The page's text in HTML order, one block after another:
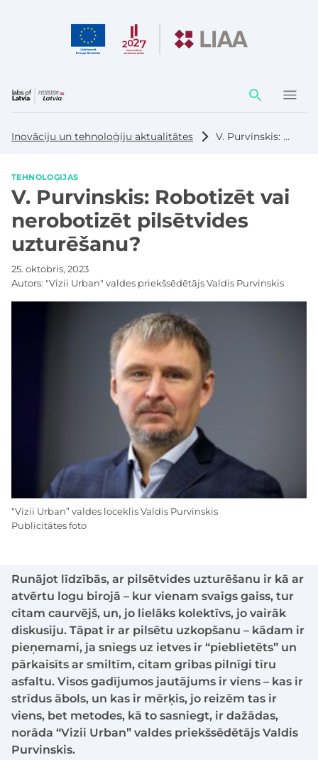
Darbības
elementi
Inovāciju un tehnoloģiju aktualitātes V. Purvinskis: Robotizēt vai nerobotizēt pilsētvides uzturēšanu?
TEHNOLOĢIJAS
V. Purvinskis: Robotizēt vai
nerobotizēt pilsētvides
uzturēšanu?
25. oktobris, 2023
Autors: "Vizii Urban" valdes priekšsēdētājs Valdis Purvinskis
Runājot līdzībās, ar pilsētvides uzturēšanu ir kā ar
atvērtu logu birojā – kur vienam svaigs gaiss, tur
citam caurvējš, un, jo lielāks kolektīvs, jo vairāk
diskusiju. Tāpat ir ar pilsētu uzkopšanu – kādam ir
pieņemami, ja sniegs uz ietves ir “pieblietēts” un
pārkaisīts ar smiltīm, citam gribas pilnīgi tīru
asfaltu. Visos gadījumos jautājums ir viens – kas ir
strīdus ābols, un kas ir mērķis, jo reizēm tas ir
viens, bet metodes, kā to sasniegt, ir dažādas,
norāda “Vizii Urban” valdes priekšsēdētājs Valdis
Purvinskis.
“Vizii Urban” valdes loceklis Valdis Purvinskis
Publicitātes foto